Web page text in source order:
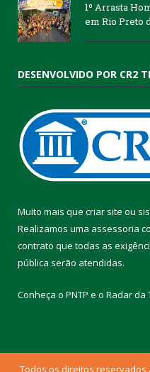
1º Arrasta
em Rio Preto
DESENVOLVIDO POR CR2
Muito mais que criar site ou
Realizamos uma assessoria
contrato que todas as
pública serão atendidas.
Conheça o PNTP e o Radar da